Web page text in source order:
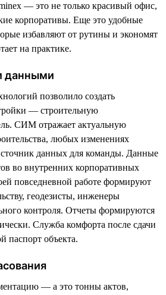
— это не только красивый офис,
корпоративы. Еще это удобные
избавляют от рутины и экономят
на практике.
данными
позволило создать
— строительную
СИМ отражает актуальную
любых изменениях
данных для команды. Данные
во внутренних корпоративных
повседневной работе формируют
геодезисты, инженеры
контроля. Отчеты формируются
Служба комфорта после сдачи
паспорт объекта.
— а это тонны актов,